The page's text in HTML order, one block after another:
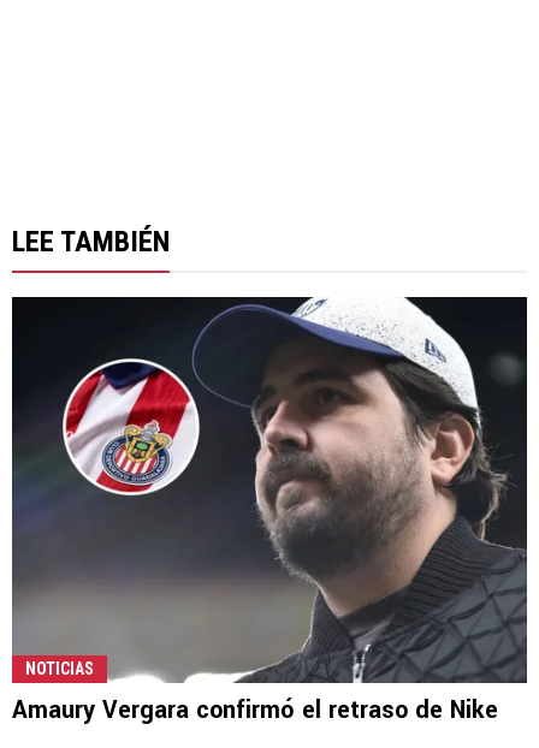
LEE TAMBIÉN
NOTICIAS
Amaury Vergara confirmó el retraso de Nike